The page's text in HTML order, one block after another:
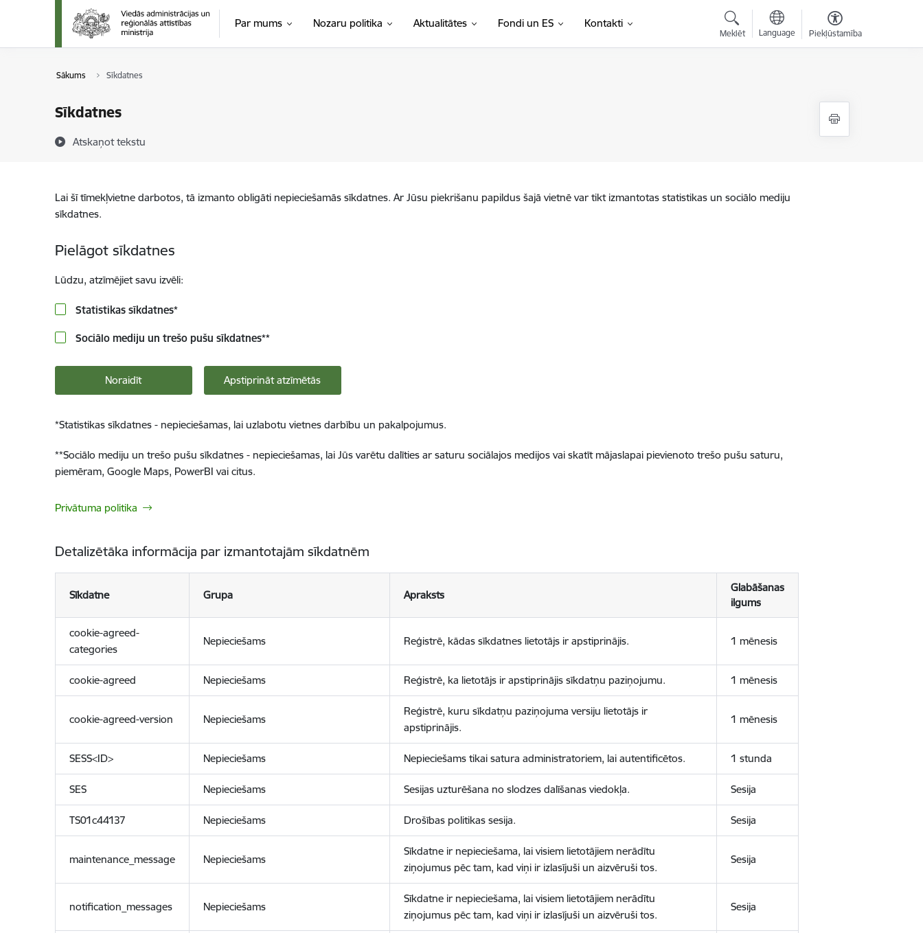
Pāriet uz lapas saturu
Par mums Nozaru politika Aktualitātes Fondi un ES Kontakti
Meklēt Language Piekļūstamība
Sākums Sīkdatnes
Sīkdatnes
Atskaņot tekstu
Lai šī tīmekļvietne darbotos, tā izmanto obligāti nepieciešamās sīkdatnes. Ar Jūsu piekrišanu papildus šajā vietnē var tikt izmantotas statistikas un sociālo mediju
sīkdatnes.
Pielāgot sīkdatnes
Lūdzu, atzīmējiet savu izvēli:
Statistikas sīkdatnes*
Sociālo mediju un trešo pušu sīkdatnes**
Noraidīt Apstiprināt atzīmētās
*Statistikas sīkdatnes - nepieciešamas, lai uzlabotu vietnes darbību un pakalpojumus.
**Sociālo mediju un trešo pušu sīkdatnes - nepieciešamas, lai Jūs varētu dalīties ar saturu sociālajos medijos vai skatīt mājaslapai pievienoto trešo pušu saturu,
piemēram, Google Maps, PowerBI vai citus.
Privātuma politika
Detalizētāka informācija par izmantotajām sīkdatnēm
Sīkdatne Grupa Apraksts
Glabāšanas
ilgums
cookie-agreed-
categories
Nepieciešams Reģistrē, kādas sīkdatnes lietotājs ir apstiprinājis. 1 mēnesis
cookie-agreed Nepieciešams Reģistrē, ka lietotājs ir apstiprinājis sīkdatņu paziņojumu. 1 mēnesis
cookie-agreed-version Nepieciešams
Reģistrē, kuru sīkdatņu paziņojuma versiju lietotājs ir
apstiprinājis.
1 mēnesis
SESS<ID> Nepieciešams Nepieciešams tikai satura administratoriem, lai autentificētos. 1 stunda
SES Nepieciešams Sesijas uzturēšana no slodzes dalīšanas viedokļa. Sesija
TS01c44137 Nepieciešams Drošības politikas sesija. Sesija
maintenance_message Nepieciešams
Sīkdatne ir nepieciešama, lai visiem lietotājiem nerādītu
ziņojumus pēc tam, kad viņi ir izlasījuši un aizvēruši tos.
Sesija
notification_messages Nepieciešams
Sīkdatne ir nepieciešama, lai visiem lietotājiem nerādītu
ziņojumus pēc tam, kad viņi ir izlasījuši un aizvēruši tos.
Sesija